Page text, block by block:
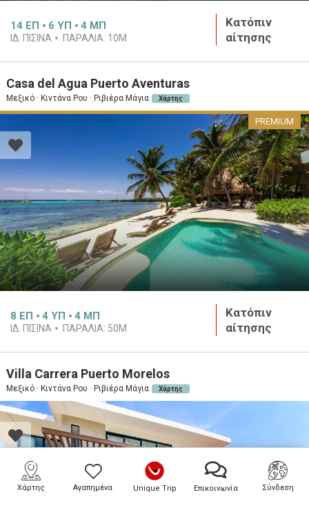
Χάρτης Αγαπημένα Unique Trip Επικοινωνία Σύνδεση
14 ΕΠ 6 ΥΠ 4 ΜΠ
ΙΔ. ΠΙΣΊΝΑ ΠΑΡΑΛΊΑ: 10M
Κατόπιν
αίτησης
Casa del Agua Puerto Aventuras
Μεξικό · Κιντάνα Ρου · Ριβιέρα Μάγια Χάρτης
PREMIUM
8 ΕΠ 4 ΥΠ 4 ΜΠ
ΙΔ. ΠΙΣΊΝΑ ΠΑΡΑΛΊΑ: 50M
Κατόπιν
αίτησης
Villa Carrera Puerto Morelos
Μεξικό · Κιντάνα Ρου · Ριβιέρα Μάγια Χάρτης